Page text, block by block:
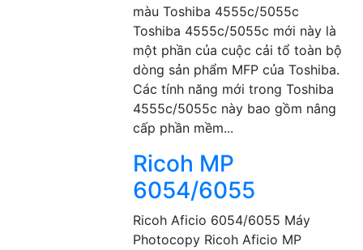
màu Toshiba 4555c/5055c
Toshiba 4555c/5055c mới này là
một phần của cuộc cải tổ toàn bộ
dòng sản phẩm MFP của Toshiba.
Các tính năng mới trong Toshiba
4555c/5055c này bao gồm nâng
cấp phần mềm...
Ricoh MP
6054/6055
Ricoh Aficio 6054/6055 Máy
Photocopy Ricoh Aficio MP